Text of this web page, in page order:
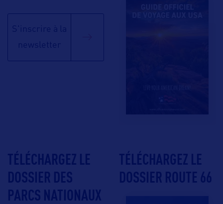
S'inscrire à la
newsletter
TÉLÉCHARGEZ LE
DOSSIER DES
PARCS NATIONAUX
TÉLÉCHARGEZ LE
DOSSIER ROUTE 66